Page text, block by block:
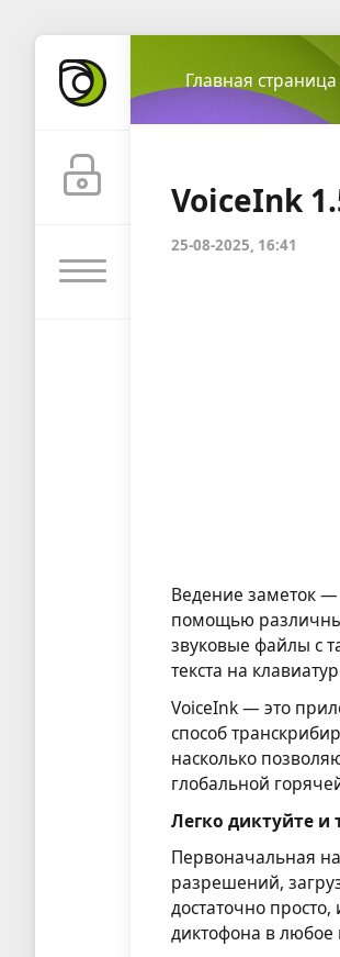
Главная страница
VoiceInk
25-08-2025, 16:41
Ведение заметок —
помощью
звуковые файлы с
текста на
VoiceInk — это
способ
насколько
глобальной
Легко диктуйте и
Первоначальная
разрешений,
достаточно
диктофона в любое